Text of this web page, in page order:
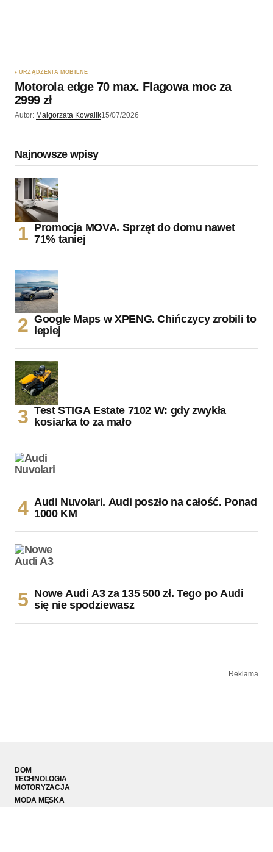
URZĄDZENIA MOBILNE
Motorola edge 70 max. Flagowa moc za
2999 zł
Autor: Malgorzata Kowalik15/07/2026
Najnowsze wpisy
Promocja MOVA. Sprzęt do domu nawet
71% taniej
Google Maps w XPENG. Chińczycy zrobili to
lepiej
Test STIGA Estate 7102 W: gdy zwykła
kosiarka to za mało
Audi Nuvolari. Audi poszło na całość. Ponad
1000 KM
Nowe Audi A3 za 135 500 zł. Tego po Audi
się nie spodziewasz
Reklama
DOM
TECHNOLOGIA
MOTORYZACJA
MODA MĘSKA